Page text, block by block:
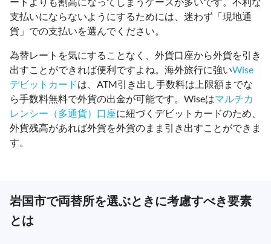
支払いにならないようにするためには、迷わず「現地通
貨」での支払いを選んでください。
為替レートを気にすることなく、外貨口座から外貨を引き
出すことができれば便利ですよね。海外旅行に強いWise
デビットカードは、ATM引き出し手数料は上限額までな
ら手数料無料で外貨の出金が可能です。Wiseはマルチカ
レンシー（多通貨）口座に紐づくデビットカードのため、
外貨残高があれば外貨を外貨のまま引き出すことができま
す。
岩国市で両替所を選ぶときに考慮すべき要素
とは